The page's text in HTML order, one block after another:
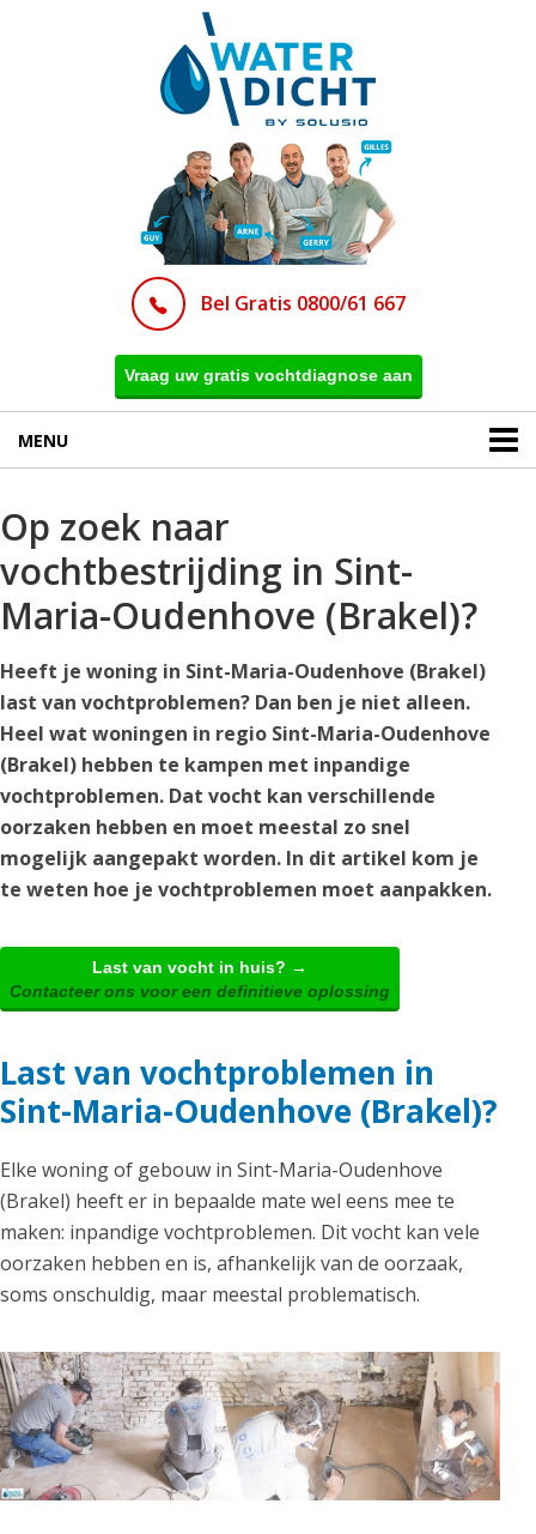
Bel Gratis 0800/61 667
Vraag uw gratis vochtdiagnose aan
MENU
Op zoek naar
vochtbestrijding in Sint-
Maria-Oudenhove (Brakel)?
Heeft je woning in Sint-Maria-Oudenhove (Brakel)
last van vochtproblemen? Dan ben je niet alleen.
Heel wat woningen in regio Sint-Maria-Oudenhove
(Brakel) hebben te kampen met inpandige
vochtproblemen. Dat vocht kan verschillende
oorzaken hebben en moet meestal zo snel
mogelijk aangepakt worden. In dit artikel kom je
te weten hoe je vochtproblemen moet aanpakken.
Last van vocht in huis? →
Contacteer ons voor een definitieve oplossing
Last van vochtproblemen in
Sint-Maria-Oudenhove (Brakel)?
Elke woning of gebouw in Sint-Maria-Oudenhove
(Brakel) heeft er in bepaalde mate wel eens mee te
maken: inpandige vochtproblemen. Dit vocht kan vele
oorzaken hebben en is, afhankelijk van de oorzaak,
soms onschuldig, maar meestal problematisch.